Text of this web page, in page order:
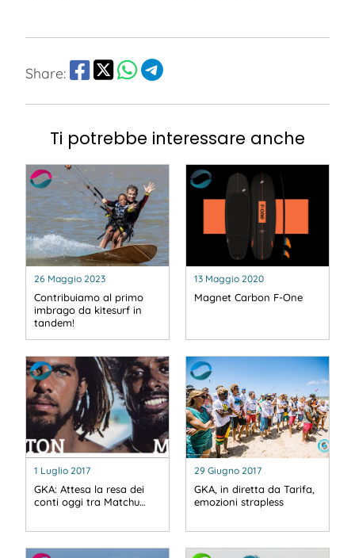
Share:
Ti potrebbe interessare anche
26 Maggio 2023
Contribuiamo al primo
imbrago da kitesurf in
tandem!
13 Maggio 2020
Magnet Carbon F-One
1 Luglio 2017
GKA: Attesa la resa dei
conti oggi tra Matchu…
29 Giugno 2017
GKA, in diretta da Tarifa,
emozioni strapless